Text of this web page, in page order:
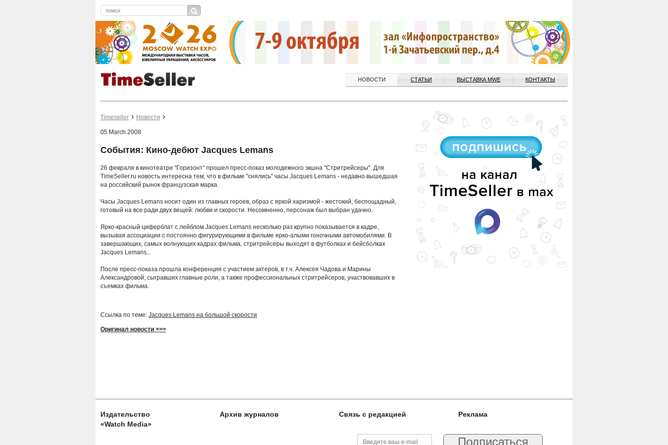
НОВОСТИ СТАТЬИ ВЫСТАВКА MWE КОНТАКТЫ
Timeseller Новости
05 March 2008
События: Кино-дебют Jacques Lemans
26 февраля в кинотеатре "Горизонт" прошел пресс-показ молодежного экшна "Стритрейсеры". Для
TimeSeller.ru новость интересна тем, что в фильме "снялись" часы Jacques Lemans - недавно вышедшая
на российский рынок французская марка.
Часы Jacques Lemans носит один из главных героев, образ с яркой харизмой - жестокий, беспощадный,
готовый на все ради двух вещей: любви и скорости. Несомненно, персонаж был выбран удачно.
Ярко-красный циферблат с лейблом Jacques Lemans несколько раз крупно показывается в кадре,
вызывая ассоциации с постоянно фигурирующими в фильме ярко-алыми гоночными автомобилями. В
завершающих, самых волнующих кадрах фильма, стритрейсеры выходят в футболках и бейсболках
Jacques Lemans...
После пресс-показа прошла конференция с участием актеров, в т.ч. Алексея Чадова и Марины
Александровой, сыгравших главные роли, а также профессиональных стритрейсеров, участвовавших в
съемках фильма.
Ссылка по теме: Jacques Lemans на большой скорости
Оригинал новости >>>
Издательство
«Watch Media»
Архив журналов Связь с редакцией Реклама